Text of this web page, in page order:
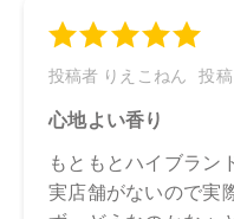
ますので予めご了承くださ
●パッケージはリニューア
●パッケージのリニューア
載と異なる場合がござい
●予告なくパッケージ仕様